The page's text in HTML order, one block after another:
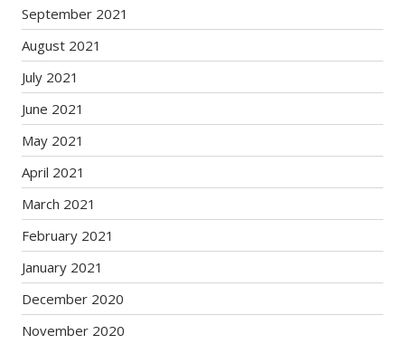
September 2021
August 2021
July 2021
June 2021
May 2021
April 2021
March 2021
February 2021
January 2021
December 2020
November 2020